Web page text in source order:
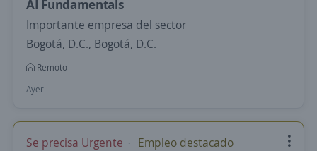
AI Fundamentals
Importante empresa del sector
Bogotá, D.C., Bogotá, D.C.
Remoto
Ayer
Se precisa Urgente Empleo destacado